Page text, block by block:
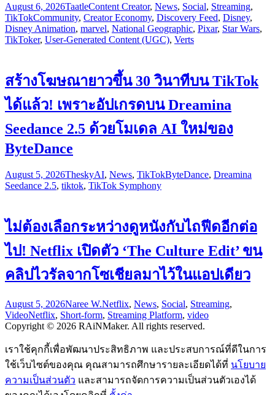
August 6, 2026TaatleContent Creator, News, Social, Streaming,
TikTokCommunity, Creator Economy, Discovery Feed, Disney,
Disney Animation, marvel, National Geographic, Pixar, Star Wars,
TikToker, User-Generated Content (UGC), Verts
สร้างโฆษณายาวขึ้น 30 วินาทีบน TikTok
ได้แล้ว! เพราะอัปเกรดบน Dreamina
Seedance 2.5 ด้วยโมเดล AI ใหม่ของ
ByteDance
August 5, 2026TheskyAI, News, TikTokByteDance, Dreamina
Seedance 2.5, tiktok, TikTok Symphony
ไม่ต้องเลือกระหว่างดูหนังกับไถฟีดอีกต่อ
ไป! Netflix เปิดตัว ‘The Culture Edit’ ขน
คลิปไวรัลจากโซเชียลมาไว้ในแอปเดียว
August 5, 2026Naree W.Netflix, News, Social, Streaming,
VideoNetflix, Short-form, Streaming Platform, video
Copyright © 2026 RAiNMaker. All rights reserved.
เราใช้คุกกี้เพื่อพัฒนาประสิทธิภาพ และประสบการณ์ที่ดีในการ
ใช้เว็บไซต์ของคุณ คุณสามารถศึกษารายละเอียดได้ที่ นโยบาย
ความเป็นส่วนตัว และสามารถจัดการความเป็นส่วนตัวเองได้